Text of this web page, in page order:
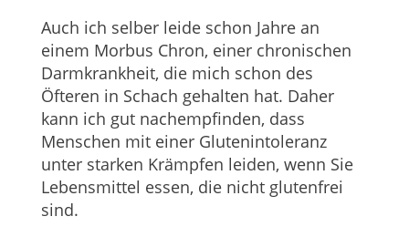
Auch ich selber leide schon Jahre an
einem Morbus Chron, einer chronischen
Darmkrankheit, die mich schon des
Öfteren in Schach gehalten hat. Daher
kann ich gut nachempfinden, dass
Menschen mit einer Glutenintoleranz
unter starken Krämpfen leiden, wenn Sie
Lebensmittel essen, die nicht glutenfrei
sind.